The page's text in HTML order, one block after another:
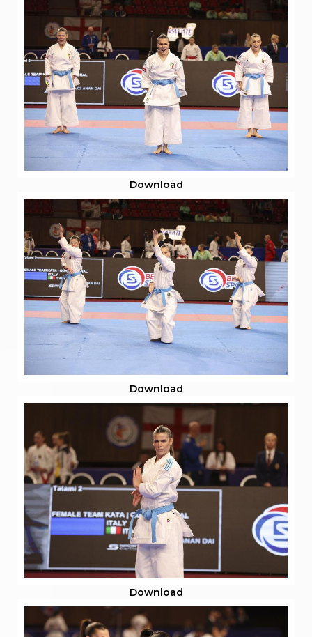
Download
Download
Download